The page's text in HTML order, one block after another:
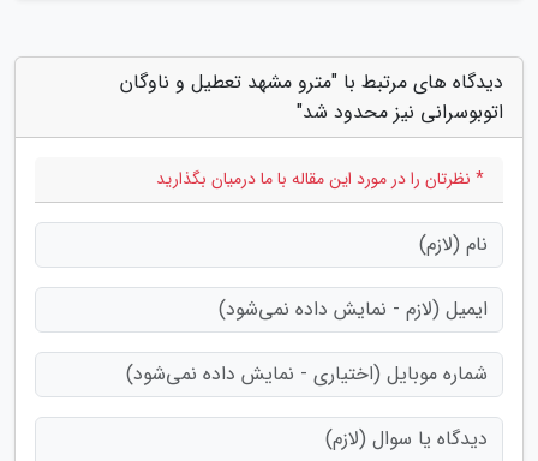
دیدگاه های مرتبط با "مترو مشهد تعطیل و ناوگان
اتوبوسرانی نیز محدود شد"
* نظرتان را در مورد این مقاله با ما درمیان بگذارید